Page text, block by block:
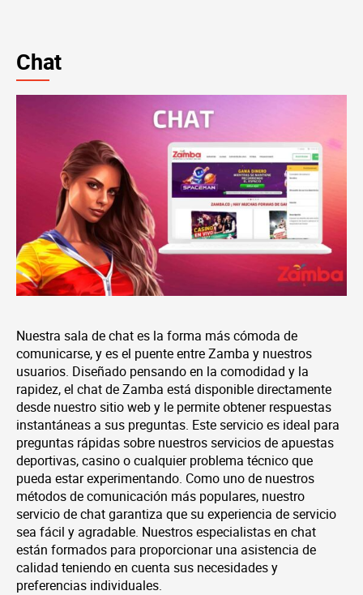
Chat
Nuestra sala de chat es la forma más cómoda de
comunicarse, y es el puente entre Zamba y nuestros
usuarios. Diseñado pensando en la comodidad y la
rapidez, el chat de Zamba está disponible directamente
desde nuestro sitio web y le permite obtener respuestas
instantáneas a sus preguntas. Este servicio es ideal para
preguntas rápidas sobre nuestros servicios de apuestas
deportivas, casino o cualquier problema técnico que
pueda estar experimentando. Como uno de nuestros
métodos de comunicación más populares, nuestro
servicio de chat garantiza que su experiencia de servicio
sea fácil y agradable. Nuestros especialistas en chat
están formados para proporcionar una asistencia de
calidad teniendo en cuenta sus necesidades y
preferencias individuales.